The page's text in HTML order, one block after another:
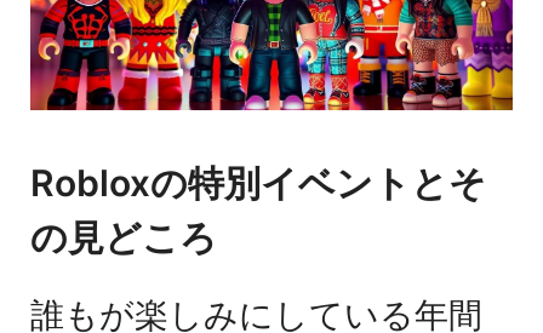
Robloxの特別イベントとそ
の見どころ
誰もが楽しみにしている年間